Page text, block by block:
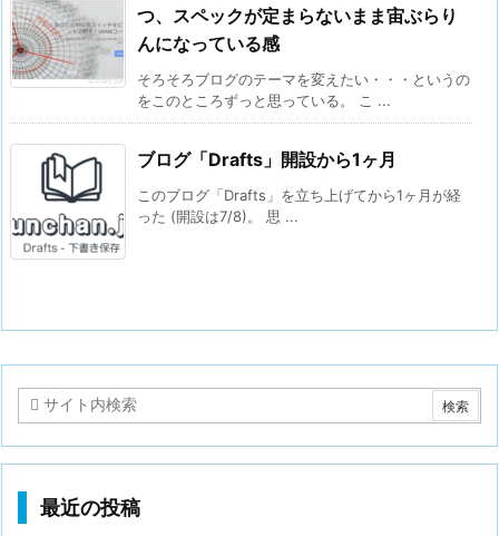
つ、スペックが定まらないまま宙ぶらり
んになっている感
そろそろブログのテーマを変えたい・・・というの
をこのところずっと思っている。 こ ...
ブログ「Drafts」開設から1ヶ月
このブログ「Drafts」を立ち上げてから1ヶ月が経
った (開設は7/8)。 思 ...
最近の投稿